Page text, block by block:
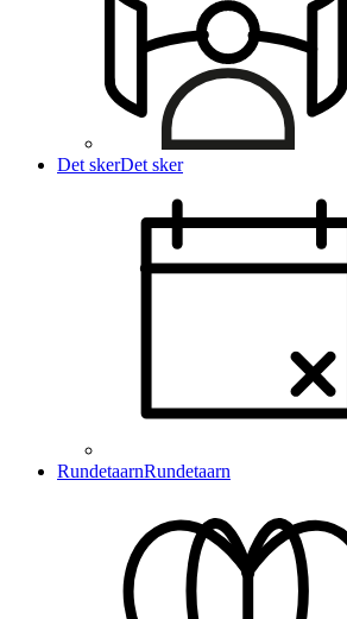
Det skerDet sker
RundetaarnRundetaarn